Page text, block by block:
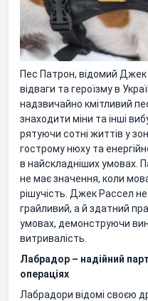
Пес Патрон, відомий
відваги та героїзму в
надзвичайно кмітливий
знаходити міни та інші
рятуючи сотні життів у
гострому нюху та
в найскладніших умовах.
не має значення, коли
рішучість. Джек Рассел
грайливий, а й здатний
умовах, демонструючи
витривалість.
Лабрадор – надійний
операціях
Лабрадори відомі своєю